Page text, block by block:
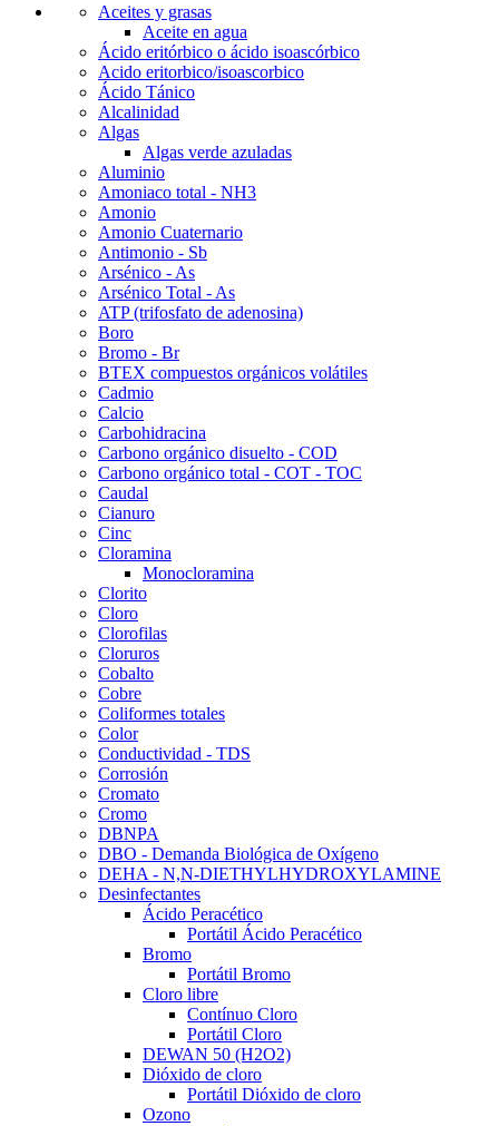
Aceites y grasas
Aceite en agua
Ácido eritórbico o ácido isoascórbico
Acido eritorbico/isoascorbico
Ácido Tánico
Alcalinidad
Algas
Algas verde azuladas
Aluminio
Amoniaco total - NH3
Amonio
Amonio Cuaternario
Antimonio - Sb
Arsénico - As
Arsénico Total - As
ATP (trifosfato de adenosina)
Boro
Bromo - Br
BTEX compuestos orgánicos volátiles
Cadmio
Calcio
Carbohidracina
Carbono orgánico disuelto - COD
Carbono orgánico total - COT - TOC
Caudal
Cianuro
Cinc
Cloramina
Monocloramina
Clorito
Cloro
Clorofilas
Cloruros
Cobalto
Cobre
Coliformes totales
Color
Conductividad - TDS
Corrosión
Cromato
Cromo
DBNPA
DBO - Demanda Biológica de Oxígeno
DEHA - N,N-DIETHYLHYDROXYLAMINE
Desinfectantes
Ácido Peracético
Portátil Ácido Peracético
Bromo
Portátil Bromo
Cloro libre
Contínuo Cloro
Portátil Cloro
DEWAN 50 (H2O2)
Dióxido de cloro
Portátil Dióxido de cloro
Ozono